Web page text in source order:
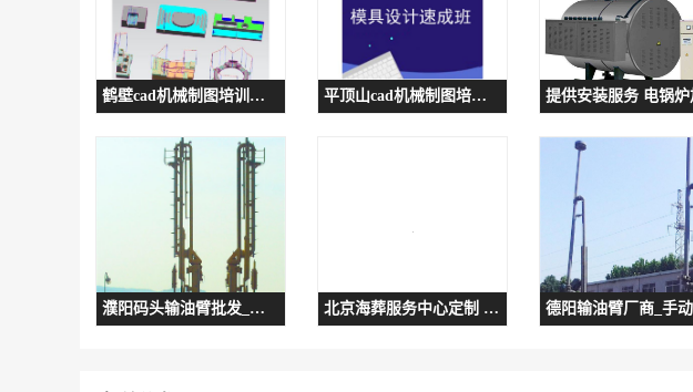
鹤壁cad机械制图培训班 郑州闫工三轴加工编程班 平顶山cad机械制图培训班 闫工CNC操机中心培训
濮阳码头输油臂批发_支持定制 北京海葬服务中心定制 流程简单